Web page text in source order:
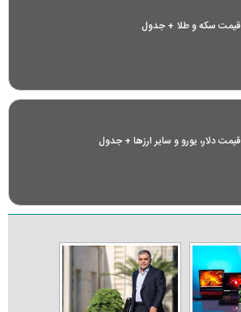
قیمت سکه و طلا + جدول
قیمت دلار، یورو و سایر ارز‌ها + جدول